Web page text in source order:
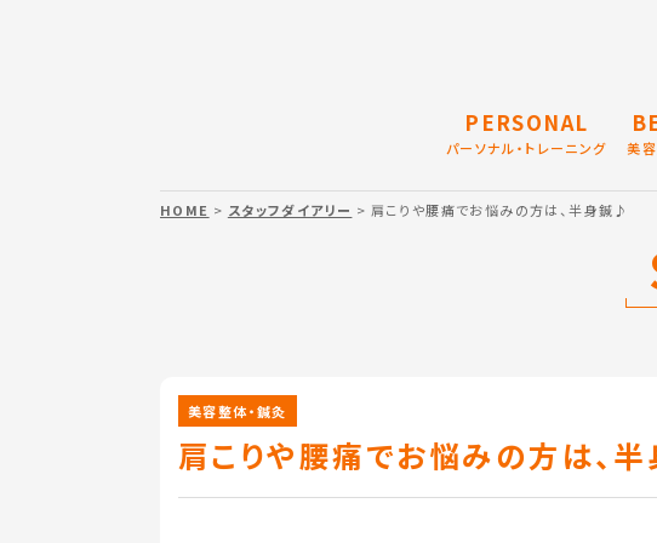
PERSONAL
パーソナル・トレーニング 美
HOME > スタッフダイアリー > 肩こりや腰痛でお悩みの方は、半身鍼♪
美容整体・鍼灸
肩こりや腰痛でお悩みの方は、